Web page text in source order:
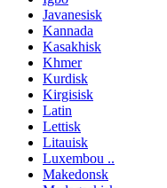
Javanesisk
Kannada
Kasakhisk
Khmer
Kurdisk
Kirgisisk
Latin
Lettisk
Litauisk
Luxembou ..
Makedonsk